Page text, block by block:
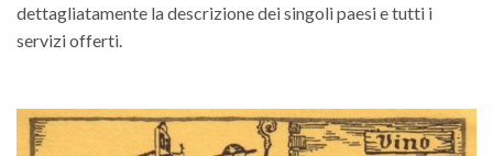
dettagliatamente la descrizione dei singoli paesi e tutti i
servizi offerti.